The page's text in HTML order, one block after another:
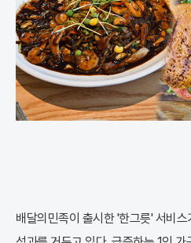
배달의민족이 출시한 '한그릇' 서비